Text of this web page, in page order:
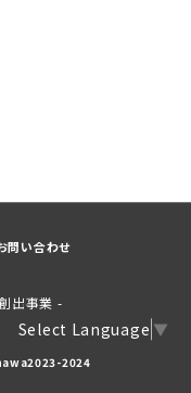
問い合わせ
出事業 -
Select Language ▼
2024